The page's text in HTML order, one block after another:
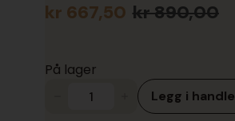
kr890,00
Opprinnelig
kr 890,00.
kr 667,50
Nåværende
kr 667,50.
På lager
Legg i